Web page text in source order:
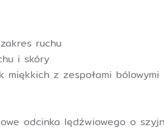
ruchu
i skóry
z zespołami bólowymi
odcinka lędźwiowego o